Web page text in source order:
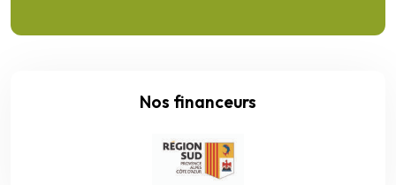
Nos financeurs